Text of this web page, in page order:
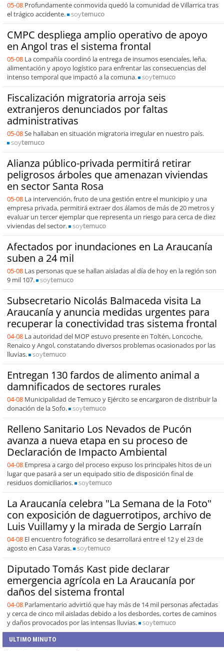
05-08 Profundamente conmovida quedó la comunidad de Villarrica tras
el trágico accidente.
soytemuco
CMPC despliega amplio operativo de apoyo
en Angol tras el sistema frontal
05-08 La compañía coordinó la entrega de insumos esenciales, leña,
alimentación y apoyo logístico para enfrentar las consecuencias del
intenso temporal que impactó a la comuna.
soytemuco
Fiscalización migratoria arroja seis
extranjeros denunciados por faltas
administrativas
05-08Se hallaban en situación migratoria irregular en nuestro país.
soytemuco
Alianza público-privada permitirá retirar
peligrosos árboles que amenazan viviendas
en sector Santa Rosa
05-08 La intervención, fruto de una gestión entre el municipio y una
empresa privada, permitirá extraer dos álamos de más de 20 metros y
evaluar un tercer ejemplar que representa un riesgo para cerca de diez
viviendas del sector.
soytemuco
Afectados por inundaciones en La Araucanía
suben a 24 mil
05-08 Las personas que se hallan aisladas al día de hoy en la región son
9 mil 107.
soytemuco
Subsecretario Nicolás Balmaceda visita La
Araucanía y anuncia medidas urgentes para
recuperar la conectividad tras sistema frontal
04-08 La autoridad del MOP estuvo presente en Toltén, Loncoche,
Renaico y Angol, constatando diversos problemas ocasionados por las
lluvias.
soytemuco
Entregan 130 fardos de alimento animal a
damnificados de sectores rurales
04-08 Municipalidad de Temuco y Ejército se encargaron de distribuir la
donación de la Sofo.
soytemuco
Relleno Sanitario Los Nevados de Pucón
avanza a nueva etapa en su proceso de
Declaración de Impacto Ambiental
04-08 Empresa a cargo del proceso expuso los principales hitos de un
lugar que pasará a ser un equipado sitio de disposición final de
residuos domiciliarios.
soytemuco
La Araucanía celebra "La Semana de la Foto"
con exposición de daguerrotipos, archivo de
Luis Vuillamy y la mirada de Sergio Larraín
04-08 El encuentro fotográfico se desarrollará entre el 12 y el 23 de
agosto en Casa Varas.
soytemuco
Diputado Tomás Kast pide declarar
emergencia agrícola en La Araucanía por
daños del sistema frontal
04-08 Parlamentario advirtió que hay más de 14 mil personas afectadas
y cerca de cinco mil aisladas debido a los desbordes, cortes de caminos
y daños provocados por las intensas lluvias.
soytemuco
ULTIMO MINUTO